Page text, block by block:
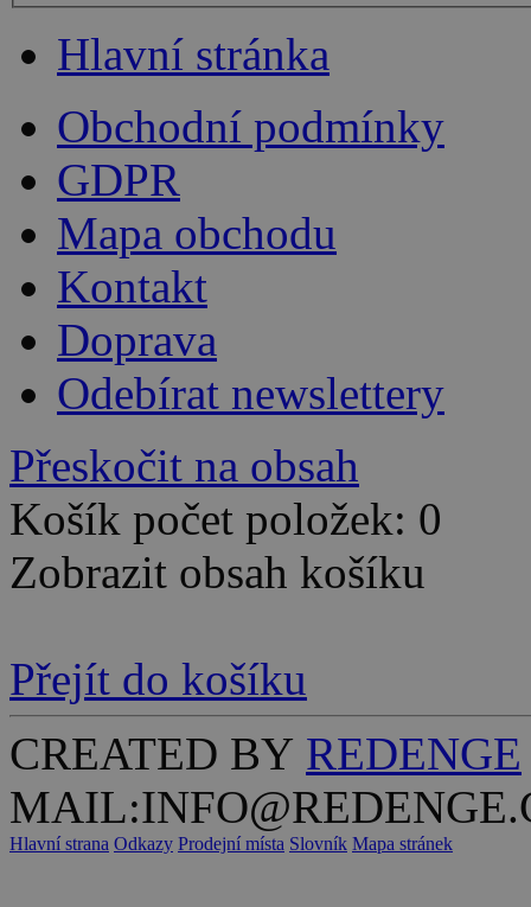
Hlavní stránka
Obchodní podmínky
GDPR
Mapa obchodu
Kontakt
Doprava
Odebírat newslettery
Přeskočit na obsah
Košík počet položek: 0
Zobrazit obsah košíku
Přejít do košíku
CREATED BY REDENGE
Hlavní strana Odkazy Prodejní místa Slovník Mapa stránek